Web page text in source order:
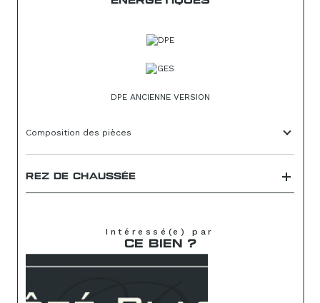
DPE ANCIENNE VERSION
Composition des pièces
REZ DE CHAUSSÉE
Intéressé(e) par
CE BIEN ?